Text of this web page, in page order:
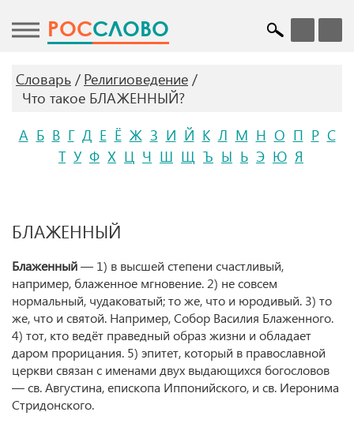
POCСЛОВО
Словарь
Религиоведение
Что такое БЛАЖЕННЫЙ?
А Б В Г Д Е Ё Ж З И Й К Л М Н О П Р С
Т У Ф Х Ц Ч Ш Щ Ъ Ы Ь Э Ю Я
БЛАЖЕННЫЙ
Блаженный— 1) в высшей степени счастливый,
например, блаженное мгновение. 2) не совсем
нормальный, чудаковатый; то же, что и юродивый. 3) то
же, что и святой. Например, Собор Василия Блаженного.
4) тот, кто ведёт праведный образ жизни и обладает
даром прорицания. 5) эпитет, который в православной
церкви связан с именами двух выдающихся богословов
— св. Августина, епископа Иппонийского, и св. Иеронима
Стридонского.